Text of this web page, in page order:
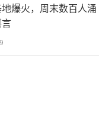
爆火，周末数百人涌